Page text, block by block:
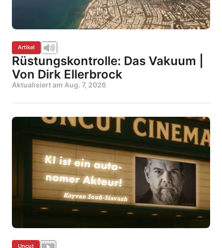
Artikel
Rüstungskontrolle: Das Vakuum |
Von Dirk Ellerbrock
Aktualisiert am Aug. 7, 2026
Uncut